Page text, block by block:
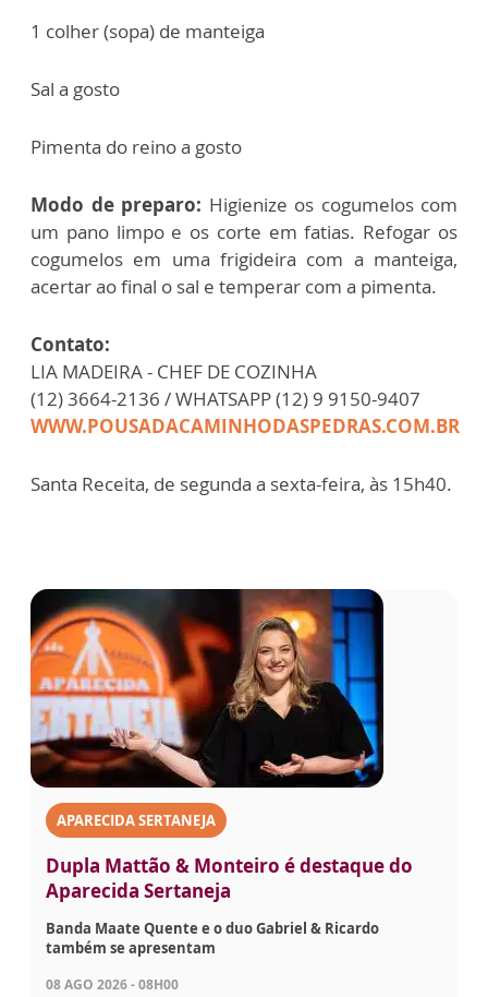
1 colher (sopa) de manteiga
Sal a gosto
Pimenta do reino a gosto
Modo de preparo: Higienize os cogumelos com
um pano limpo e os corte em fatias. Refogar os
cogumelos em uma frigideira com a manteiga,
acertar ao final o sal e temperar com a pimenta.
Contato:
LIA MADEIRA - CHEF DE COZINHA
(12) 3664-2136 / WHATSAPP (12) 9 9150-9407
WWW.POUSADACAMINHODASPEDRAS.COM.BR
Santa Receita, de segunda a sexta-feira, às 15h40.
APARECIDA SERTANEJA
Dupla Mattão & Monteiro é destaque do
Aparecida Sertaneja
Banda Maate Quente e o duo Gabriel & Ricardo
também se apresentam
08 AGO 2026 - 08H00